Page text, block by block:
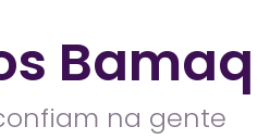
Bamaq
na gente